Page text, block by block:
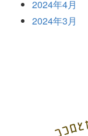
2024年4月
2024年3月